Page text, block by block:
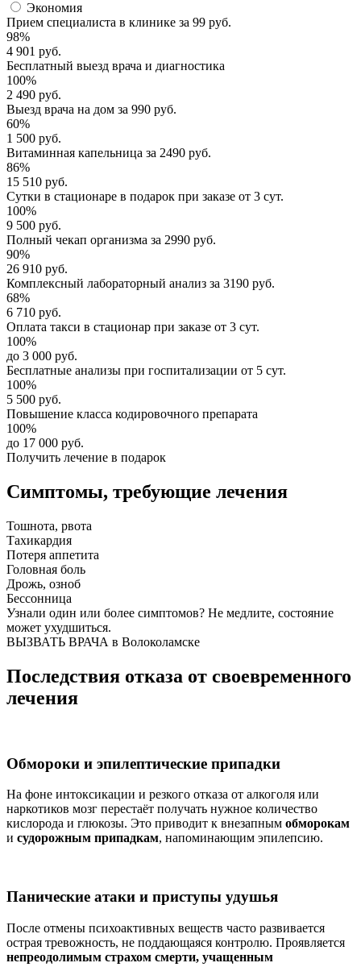
Экономия
Прием специалиста в клинике за 99 руб.
98%
4 901 руб.
Бесплатный выезд врача и диагностика
100%
2 490 руб.
Выезд врача на дом за 990 руб.
60%
1 500 руб.
Витаминная капельница за 2490 руб.
86%
15 510 руб.
Сутки в стационаре в подарок при заказе от 3 сут.
100%
9 500 руб.
Полный чекап организма за 2990 руб.
90%
26 910 руб.
Комплексный лабораторный анализ за 3190 руб.
68%
6 710 руб.
Оплата такси в стационар при заказе от 3 сут.
100%
до 3 000 руб.
Бесплатные анализы при госпитализации от 5 сут.
100%
5 500 руб.
Повышение класса кодировочного препарата
100%
до 17 000 руб.
Получить лечение в подарок
Симптомы, требующие лечения
Тошнота, рвота
Тахикардия
Потеря аппетита
Головная боль
Дрожь, озноб
Бессонница
Узнали один или более симптомов? Не медлите, состояние
может ухудшиться.
ВЫЗВАТЬ ВРАЧА в Волоколамске
Последствия отказа от своевременного
лечения
Обмороки и эпилептические припадки
На фоне интоксикации и резкого отказа от алкоголя или
наркотиков мозг перестаёт получать нужное количество
кислорода и глюкозы. Это приводит к внезапным обморокам
и судорожным припадкам, напоминающим эпилепсию.
Панические атаки и приступы удушья
После отмены психоактивных веществ часто развивается
острая тревожность, не поддающаяся контролю. Проявляется
непреодолимым страхом смерти, учащенным